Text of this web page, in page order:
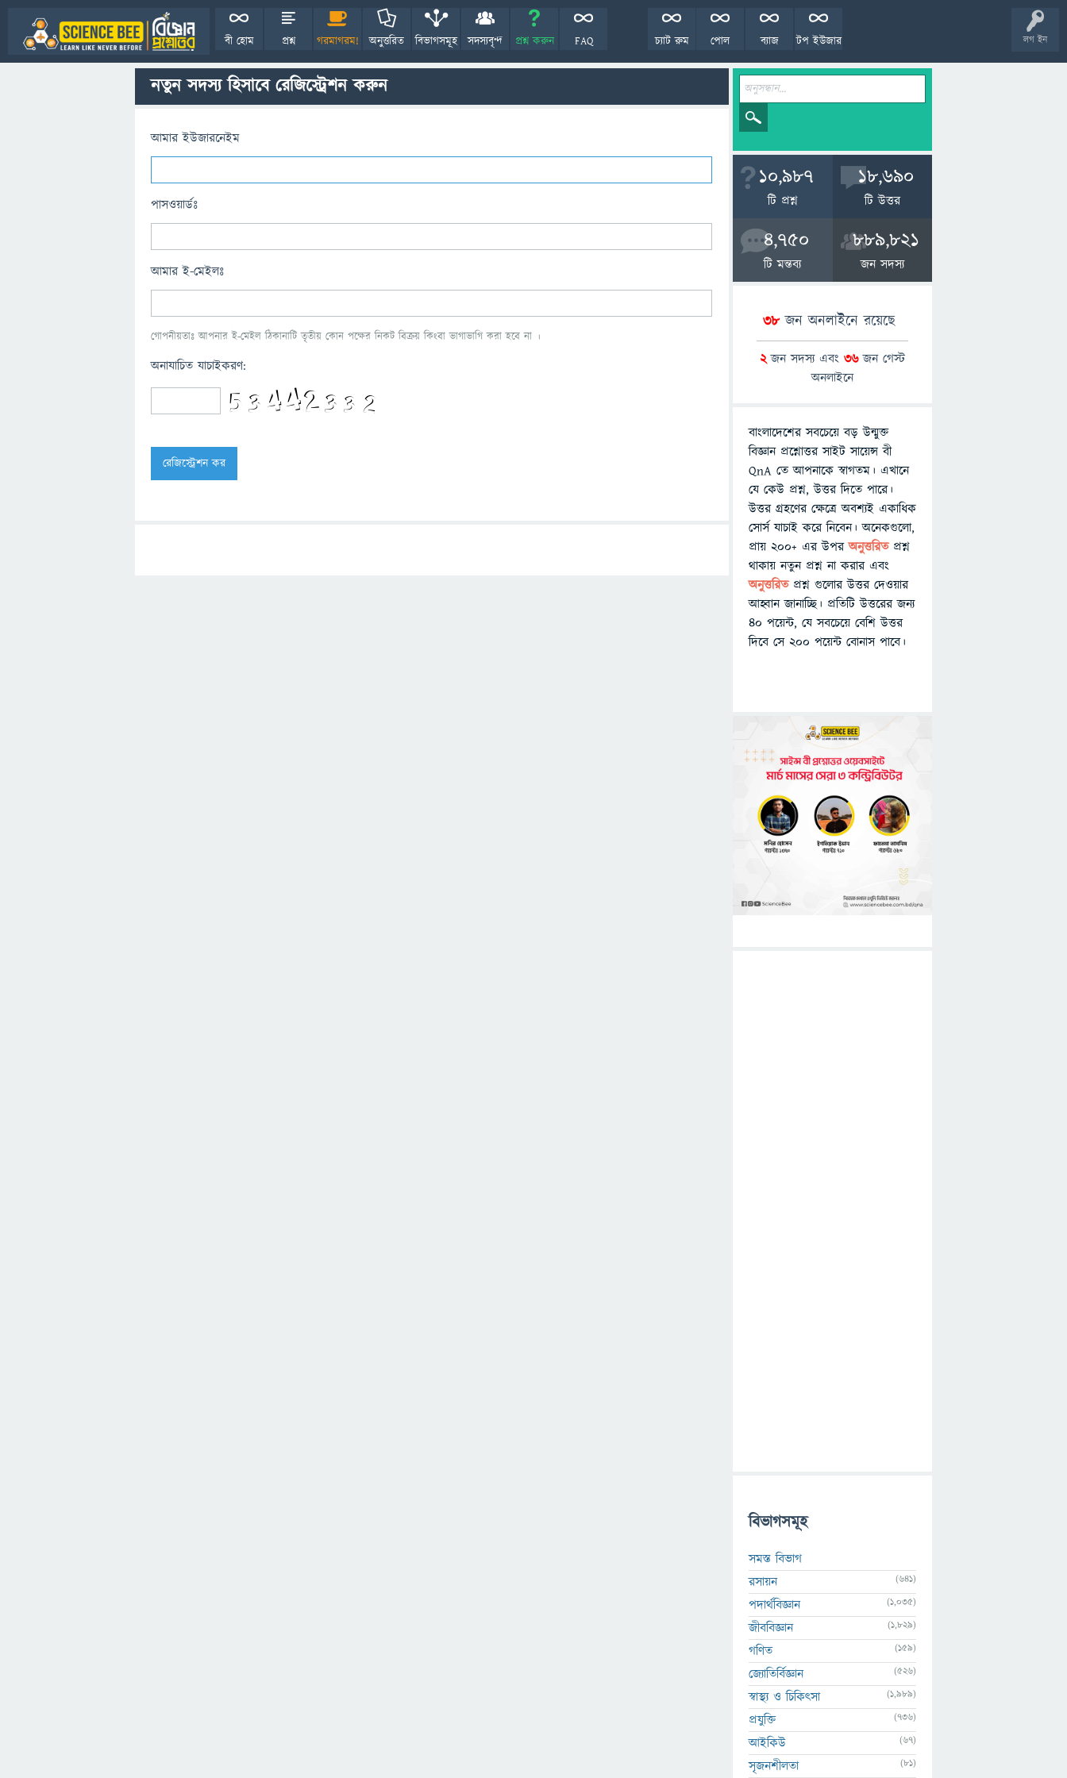
লগ ইন
বী হোম প্রশ্ন গরমাগরম! অনুত্তরিত বিভাগসমূহ সদস্যবৃন্দ প্রশ্ন করুন FAQ টপ ইউজার
ব্যাজ
পোল
চ্যাট রুম
নতুন সদস্য হিসাবে রেজিস্ট্রেশন করুন
আমার ইউজারনেইম
পাসওয়ার্ডঃ
আমার ই-মেইলঃ
গোপনীয়তাঃ আপনার ই-মেইল ঠিকানাটি তৃতীয় কোন পক্ষের নিকট বিক্রয় কিংবা ভাগাভাগি করা হবে না ।
অনাযাচিত যাচাইকরণ:
10,987
টি প্রশ্ন
18,690
টি উত্তর
4,750
টি মন্তব্য
889,821
জন সদস্য
38জন অনলাইনে রয়েছে
2জন সদস্য এবং 36জন গেস্ট
অনলাইনে
বাংলাদেশের সবচেয়ে বড় উন্মুক্ত
বিজ্ঞান প্রশ্নোত্তর সাইট সায়েন্স বী
QnA তে আপনাকে স্বাগতম। এখানে
যে কেউ প্রশ্ন, উত্তর দিতে পারে।
উত্তর গ্রহণের ক্ষেত্রে অবশ্যই একাধিক
সোর্স যাচাই করে নিবেন। অনেকগুলো,
প্রায় ২০০+ এর উপরঅনুত্তরিতপ্রশ্ন
থাকায় নতুন প্রশ্ন না করার এবং
অনুত্তরিত প্রশ্ন গুলোর উত্তর দেওয়ার
আহ্বান জানাচ্ছি। প্রতিটি উত্তরের জন্য
৪০ পয়েন্ট, যে সবচেয়ে বেশি উত্তর
দিবে সে ২০০ পয়েন্ট বোনাস পাবে।
বিভাগসমূহ
সমস্ত বিভাগ
রসায়ন
(641)
পদার্থবিজ্ঞান (1,035)
জীববিজ্ঞান (1,829)
গণিত (159)
জ্যোতির্বিজ্ঞান (526)
স্বাস্থ্য ও চিকিৎসা (1,989)
প্রযুক্তি (736)
আইকিউ (67)
সৃজনশীলতা (81)